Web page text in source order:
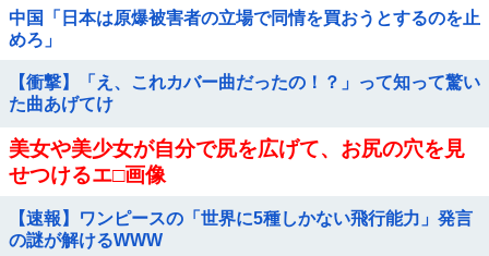
中国「日本は原爆被害者の立場で同情を買おうとするのを止
めろ」
【衝撃】「え、これカバー曲だったの！？」って知って驚い
た曲あげてけ
美女や美少女が自分で尻を広げて、お尻の穴を見
せつけるエ□画像
【速報】ワンピースの「世界に5種しかない飛行能力」発言
の謎が解けるWWW